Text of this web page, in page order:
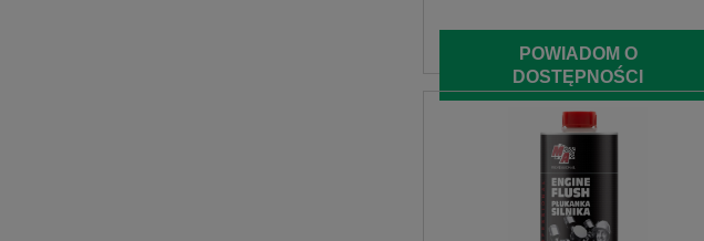
POWIADOM O
DOSTĘPNOŚCI